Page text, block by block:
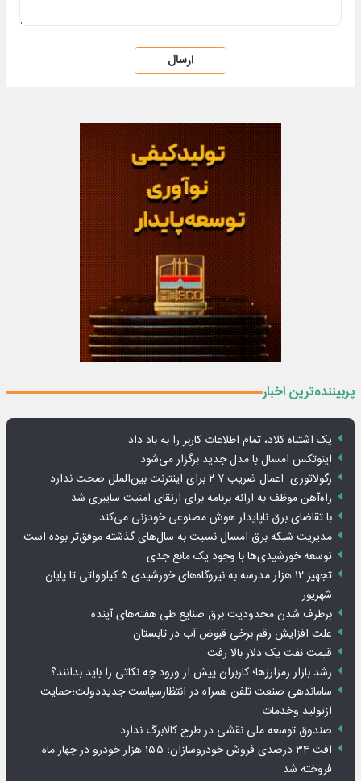
ارسال
پربیننده‌ترین اخبار
یک اشتباه کلاد، تمام اطلاعات کاربر را به باد داد
اینوتکس امسال با مدل جدید برگزار می‌شود
رگولاتوری: اعمال ضریب ۲.۷ برای اینترنت بین‌الملل صحت ندارد
راه‌آهن موظف به ارائه برنامه برای ارتقای امنیت سایبری شد
با تقاضای برق ناپایدار هوش مصنوعی خودزنی می‌کند
مدیریت شبکه برق امسال نسبت به سال‌های گذشته موفق‌تر بوده است
توسعه خورشیدی‌ها با وجود یک مانع جدی
تجهیز ۱۲ هزار مدرسه به نیروگاه‌های خورشیدی ۵ کیلوواتی تا پایان
شهریور
برطرف شدن محدودیت‌ برق صنایع طی هفته‌های آینده
علت افزایش رقم برخی قبوض آب در تابستان
قیمت نفت یک دلار بالا رفت
رشد بازار رمزارزها؛ کاربران پیش از ورود چه نکاتی را باید بدانند؟
ساماندهی صنعت تلفن همراه در انتظارسیاست جدیددولت؛حمایت
ازتولید وخدمات
صندوق توسعه ملی نقشی در طرح کالابرگ ندارد
افت ۳۴ درصدی فروش خودروسازان؛ ۱۵۵ هزار خودرو در چهار ماه
فروخته شد